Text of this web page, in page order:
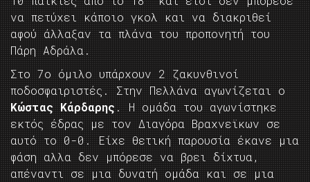
να πετύχει κάποιο γκολ και να διακριθεί
αφού άλλαξαν τα πλάνα του προπονητή του
Πάρη Αδράλα.
Στο 7ο όμιλο υπάρχουν 2 ζακυνθινοί
ποδοσφαιριστές. Στην Πελλάνα αγωνίζεται ο
Κώστας Κάρδαρης . Η ομάδα του αγωνίστηκε
εκτός έδρας με τον Διαγόρα Βραχνεϊκων σε
αυτό το 0-0. Είχε θετική παρουσία έκανε μια
φάση αλλα δεν μπόρεσε να βρει δίχτυα,
απέναντι σε μια δυνατή ομάδα και σε μια